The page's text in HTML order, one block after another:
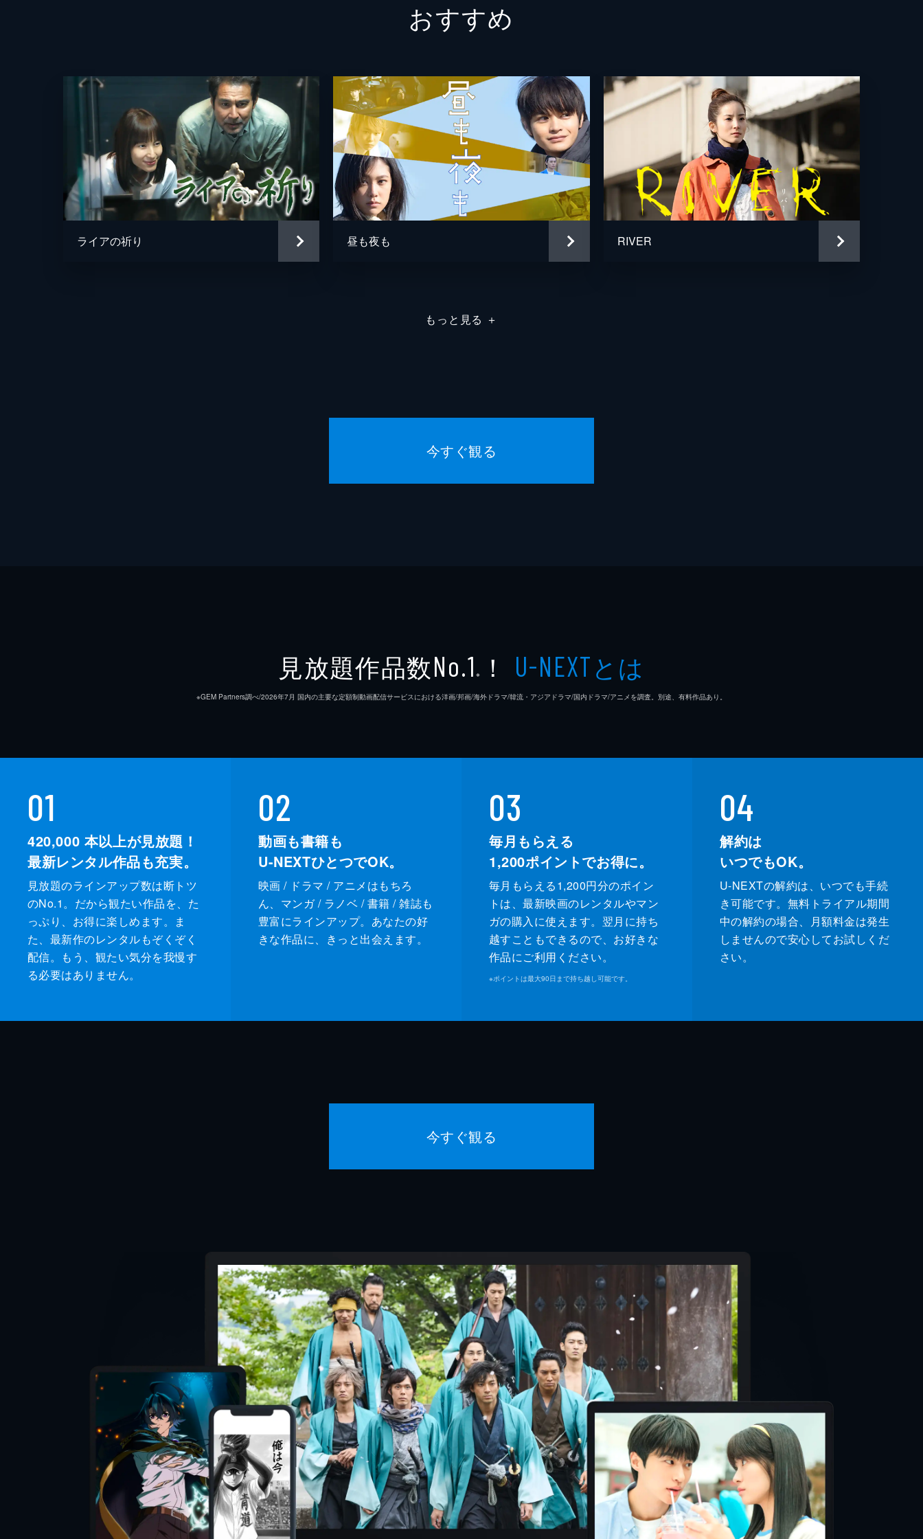
遠山浩司
脚本 遠山浩司
音楽 碇英記
おすすめ
ライアの祈り 昼も夜も RIVER
もっと見る ＋
今すぐ観る
見放題作品数No.1 ※ ！ U-NEXTとは
※GEM Partners調べ/2026年7⽉ 国内の主要な定額制動画配信サービスにおける洋画/邦画/海外ドラマ/韓流・アジアドラマ/国内ドラマ/アニメを調査。別途、有料作品あり。
01
420,000 本以上が見放題！
最新レンタル作品も充実。
見放題のラインアップ数は断トツ
のNo.1。だから観たい作品を、た
っぷり、お得に楽しめます。ま
た、最新作のレンタルもぞくぞく
配信。もう、観たい気分を我慢す
る必要はありません。
02
動画も書籍も
U-NEXTひとつでOK。
映画 / ドラマ / アニメはもちろ
ん、マンガ / ラノベ / 書籍 / 雑誌も
豊富にラインアップ。あなたの好
きな作品に、きっと出会えます。
03
毎月もらえる
1,200ポイントでお得に。
毎月もらえる1,200円分のポイン
トは、最新映画のレンタルやマン
ガの購入に使えます。翌月に持ち
越すこともできるので、お好きな
作品にご利用ください。
※ポイントは最大90日まで持ち越し可能です。
04
解約は
いつでもOK。
U-NEXTの解約は、いつでも手続
き可能です。無料トライアル期間
中の解約の場合、月額料金は発生
しませんので安心してお試しくだ
さい。
今すぐ観る